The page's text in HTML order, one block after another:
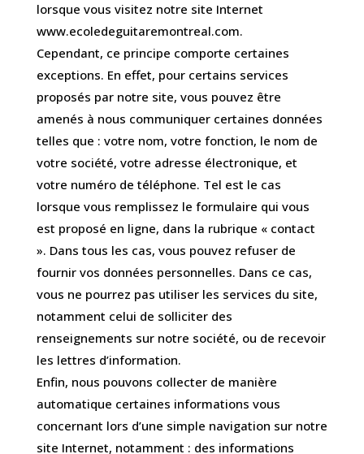
lorsque vous visitez notre site Internet
www.ecoledeguitaremontreal.com.
Cependant, ce principe comporte certaines
exceptions. En effet, pour certains services
proposés par notre site, vous pouvez être
amenés à nous communiquer certaines données
telles que : votre nom, votre fonction, le nom de
votre société, votre adresse électronique, et
votre numéro de téléphone. Tel est le cas
lorsque vous remplissez le formulaire qui vous
est proposé en ligne, dans la rubrique « contact
». Dans tous les cas, vous pouvez refuser de
fournir vos données personnelles. Dans ce cas,
vous ne pourrez pas utiliser les services du site,
notamment celui de solliciter des
renseignements sur notre société, ou de recevoir
les lettres d’information.
Enfin, nous pouvons collecter de manière
automatique certaines informations vous
concernant lors d’une simple navigation sur notre
site Internet, notamment : des informations